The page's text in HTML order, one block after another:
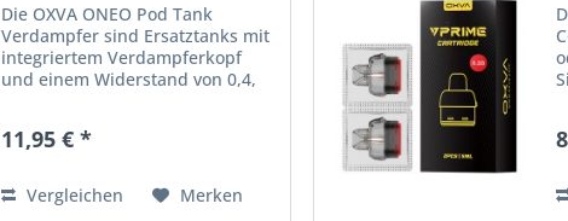
Die OXVA ONEO Pod Tank
Verdampfer sind Ersatztanks mit
integriertem Verdampferkopf
und einem Widerstand von 0,4,
Lieferumfang 3x OXVA ONEO Pod
11,95 € *
Vergleichen Merken